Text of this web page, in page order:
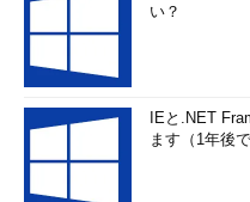
い？
IEと.NET
ます（1年後